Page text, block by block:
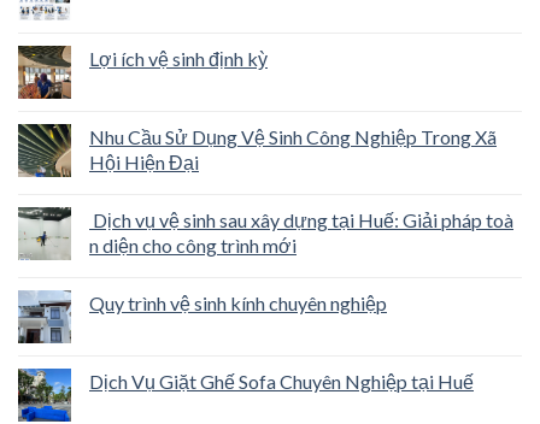
Lợi ích vệ sinh định kỳ
Nhu Cầu Sử Dụng Vệ Sinh Công Nghiệp Trong Xã
Hội Hiện Đại
Dịch vụ vệ sinh sau xây dựng tại Huế: Giải pháp toà
n diện cho công trình mới
Quy trình vệ sinh kính chuyên nghiệp
Dịch Vụ Giặt Ghế Sofa Chuyên Nghiệp tại Huế